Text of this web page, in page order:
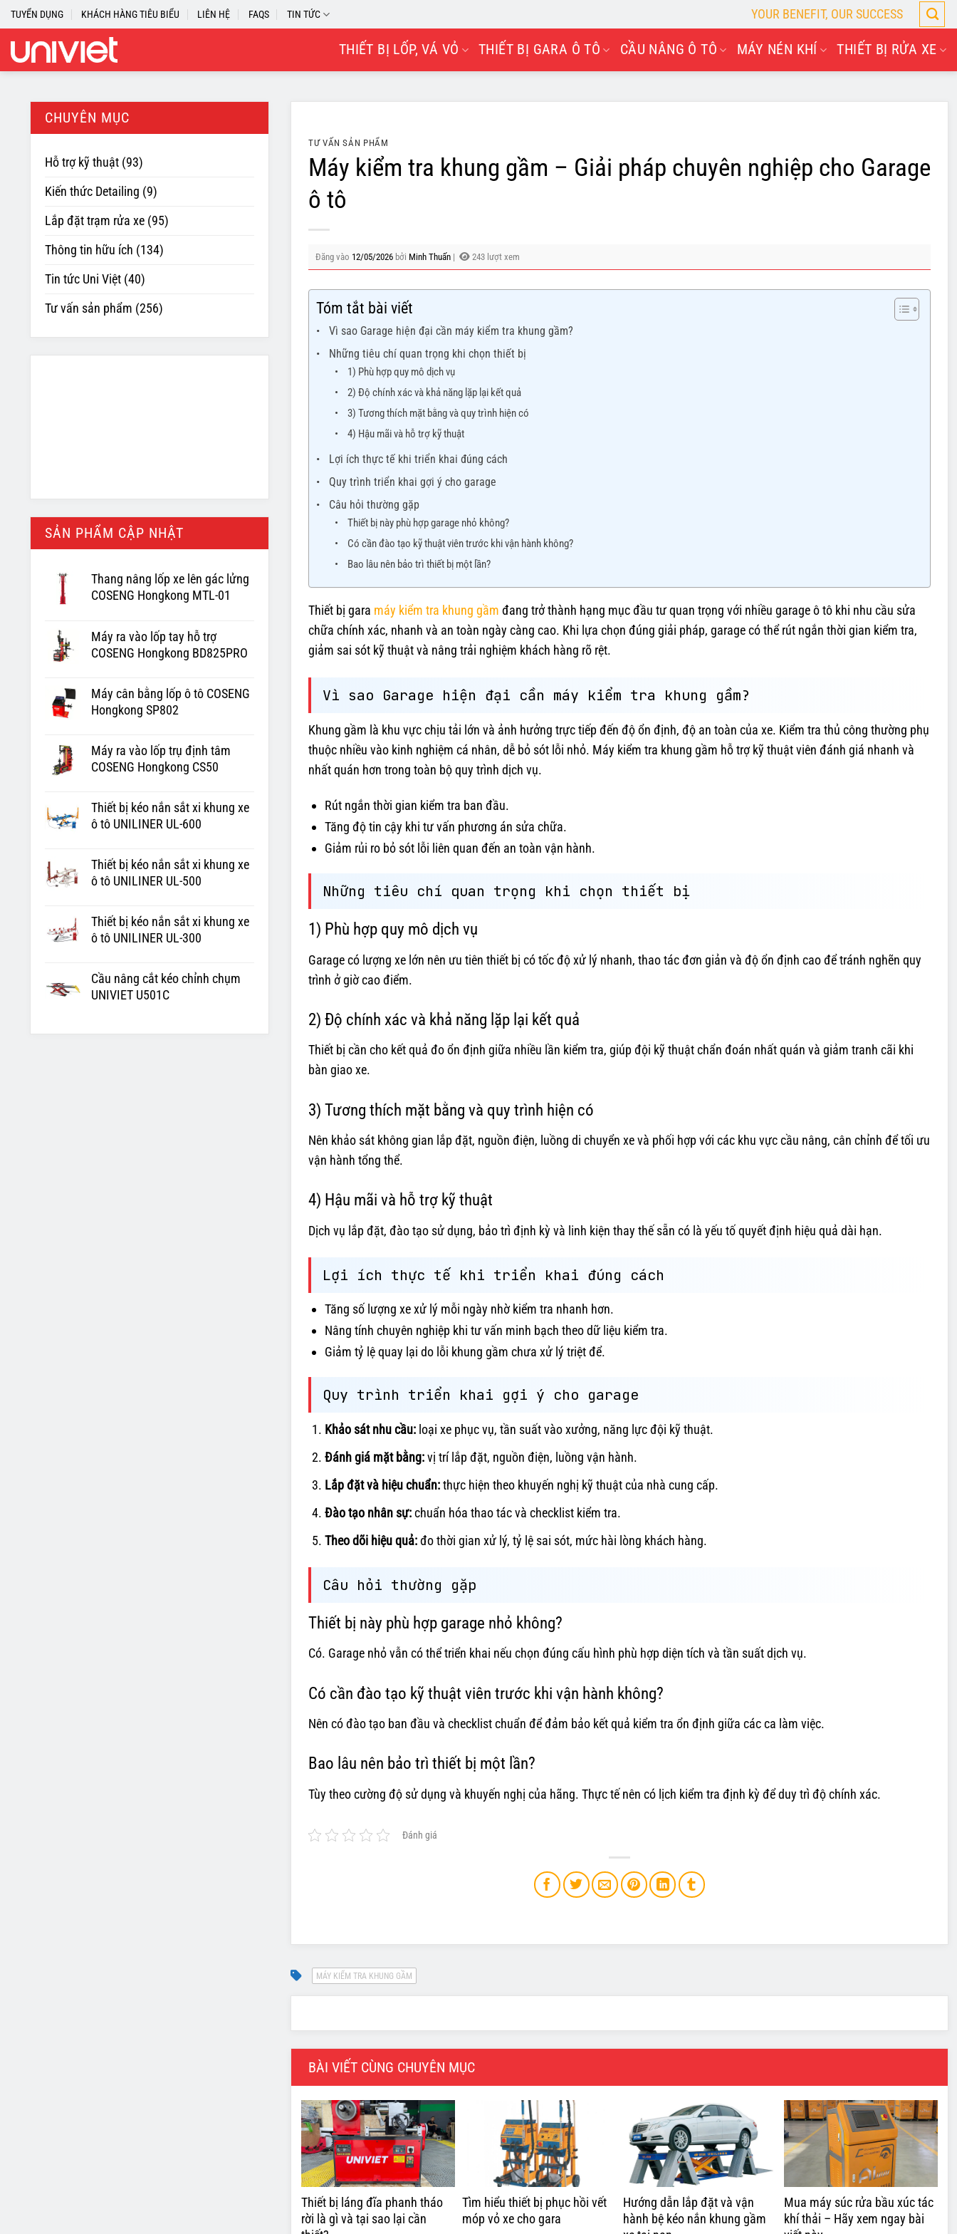
Skip
to
content
TUYỂN DỤNG KHÁCH HÀNG TIÊU BIỂU LIÊN HỆ FAQS TIN TỨC YOUR BENEFIT, OUR SUCCESS
THIẾT BỊ LỐP, VÁ VỎ THIẾT BỊ GARA Ô TÔ CẦU NÂNG Ô TÔ MÁY NÉN KHÍ THIẾT BỊ RỬA XE
CHUYÊN MỤC
Hỗ trợ kỹ thuật (93)
Kiến thức Detailing (9)
Lắp đặt trạm rửa xe (95)
Thông tin hữu ích (134)
Tin tức Uni Việt (40)
Tư vấn sản phẩm (256)
SẢN PHẨM CẬP NHẬT
Thang nâng lốp xe lên gác lửng
COSENG Hongkong MTL-01
Máy ra vào lốp tay hỗ trợ
COSENG Hongkong BD825PRO
Máy cân bằng lốp ô tô COSENG
Hongkong SP802
Máy ra vào lốp trụ định tâm
COSENG Hongkong CS50
Thiết bị kéo nắn sắt xi khung xe
ô tô UNILINER UL-600
Thiết bị kéo nắn sắt xi khung xe
ô tô UNILINER UL-500
Thiết bị kéo nắn sắt xi khung xe
ô tô UNILINER UL-300
Cầu nâng cắt kéo chỉnh chụm
UNIVIET U501C
TƯ VẤN SẢN PHẨM
Máy kiểm tra khung gầm – Giải pháp chuyên nghiệp cho Garage
ô tô
Đăng vào 12/05/2026 bởi Minh Thuấn | 243 lượt xem
Tóm tắt bài viết
Vì sao Garage hiện đại cần máy kiểm tra khung gầm?
Những tiêu chí quan trọng khi chọn thiết bị
1) Phù hợp quy mô dịch vụ
2) Độ chính xác và khả năng lặp lại kết quả
3) Tương thích mặt bằng và quy trình hiện có
4) Hậu mãi và hỗ trợ kỹ thuật
Lợi ích thực tế khi triển khai đúng cách
Quy trình triển khai gợi ý cho garage
Câu hỏi thường gặp
Thiết bị này phù hợp garage nhỏ không?
Có cần đào tạo kỹ thuật viên trước khi vận hành không?
Bao lâu nên bảo trì thiết bị một lần?
Thiết bị gara máy kiểm tra khung gầm đang trở thành hạng mục đầu tư quan trọng với nhiều garage ô tô khi nhu cầu sửa
chữa chính xác, nhanh và an toàn ngày càng cao. Khi lựa chọn đúng giải pháp, garage có thể rút ngắn thời gian kiểm tra,
giảm sai sót kỹ thuật và nâng trải nghiệm khách hàng rõ rệt.
Vì sao Garage hiện đại cần máy kiểm tra khung gầm?
Khung gầm là khu vực chịu tải lớn và ảnh hưởng trực tiếp đến độ ổn định, độ an toàn của xe. Kiểm tra thủ công thường phụ
thuộc nhiều vào kinh nghiệm cá nhân, dễ bỏ sót lỗi nhỏ. Máy kiểm tra khung gầm hỗ trợ kỹ thuật viên đánh giá nhanh và
nhất quán hơn trong toàn bộ quy trình dịch vụ.
Rút ngắn thời gian kiểm tra ban đầu.
Tăng độ tin cậy khi tư vấn phương án sửa chữa.
Giảm rủi ro bỏ sót lỗi liên quan đến an toàn vận hành.
Những tiêu chí quan trọng khi chọn thiết bị
1) Phù hợp quy mô dịch vụ
Garage có lượng xe lớn nên ưu tiên thiết bị có tốc độ xử lý nhanh, thao tác đơn giản và độ ổn định cao để tránh nghẽn quy
trình ở giờ cao điểm.
2) Độ chính xác và khả năng lặp lại kết quả
Thiết bị cần cho kết quả đo ổn định giữa nhiều lần kiểm tra, giúp đội kỹ thuật chẩn đoán nhất quán và giảm tranh cãi khi
bàn giao xe.
3) Tương thích mặt bằng và quy trình hiện có
Nên khảo sát không gian lắp đặt, nguồn điện, luồng di chuyển xe và phối hợp với các khu vực cầu nâng, cân chỉnh để tối ưu
vận hành tổng thể.
4) Hậu mãi và hỗ trợ kỹ thuật
Dịch vụ lắp đặt, đào tạo sử dụng, bảo trì định kỳ và linh kiện thay thế sẵn có là yếu tố quyết định hiệu quả dài hạn.
Lợi ích thực tế khi triển khai đúng cách
Tăng số lượng xe xử lý mỗi ngày nhờ kiểm tra nhanh hơn.
Nâng tính chuyên nghiệp khi tư vấn minh bạch theo dữ liệu kiểm tra.
Giảm tỷ lệ quay lại do lỗi khung gầm chưa xử lý triệt để.
Quy trình triển khai gợi ý cho garage
Khảo sát nhu cầu: loại xe phục vụ, tần suất vào xưởng, năng lực đội kỹ thuật.
Đánh giá mặt bằng:vị trí lắp đặt, nguồn điện, luồng vận hành.
Lắp đặt và hiệu chuẩn:thực hiện theo khuyến nghị kỹ thuật của nhà cung cấp.
Đào tạo nhân sự:chuẩn hóa thao tác và checklist kiểm tra.
Theo dõi hiệu quả:đo thời gian xử lý, tỷ lệ sai sót, mức hài lòng khách hàng.
Câu hỏi thường gặp
Thiết bị này phù hợp garage nhỏ không?
Có. Garage nhỏ vẫn có thể triển khai nếu chọn đúng cấu hình phù hợp diện tích và tần suất dịch vụ.
Có cần đào tạo kỹ thuật viên trước khi vận hành không?
Nên có đào tạo ban đầu và checklist chuẩn để đảm bảo kết quả kiểm tra ổn định giữa các ca làm việc.
Bao lâu nên bảo trì thiết bị một lần?
Tùy theo cường độ sử dụng và khuyến nghị của hãng. Thực tế nên có lịch kiểm tra định kỳ để duy trì độ chính xác.
Đánh giá
BÀI VIẾT CÙNG CHUYÊN MỤC
Thiết bị láng đĩa phanh tháo
rời là gì và tại sao lại cần
Tìm hiểu thiết bị phục hồi vết
móp vỏ xe cho gara
Hướng dẫn lắp đặt và vận
hành bệ kéo nắn khung gầm
Mua máy súc rửa bầu xúc tác
khí thải – Hãy xem ngay bài